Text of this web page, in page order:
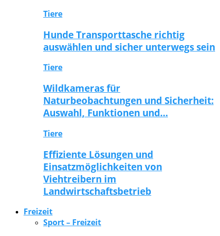
Tiere
Hunde Transporttasche richtig
auswählen und sicher unterwegs sein
Tiere
Wildkameras für
Naturbeobachtungen und Sicherheit:
Auswahl, Funktionen und…
Tiere
Effiziente Lösungen und
Einsatzmöglichkeiten von
Viehtreibern im
Landwirtschaftsbetrieb
Freizeit
Sport – Freizeit